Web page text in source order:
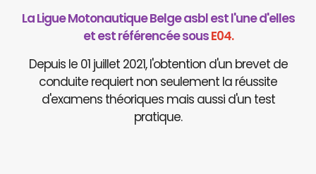
La Ligue Motonautique Belge asbl est l'une d'elles
et est référencée sousE04.
Depuis le 01 juillet 2021, l'obtention d'un brevet de
conduite requiert non seulement la réussite
d'examens théoriques mais aussi d'un test
pratique.